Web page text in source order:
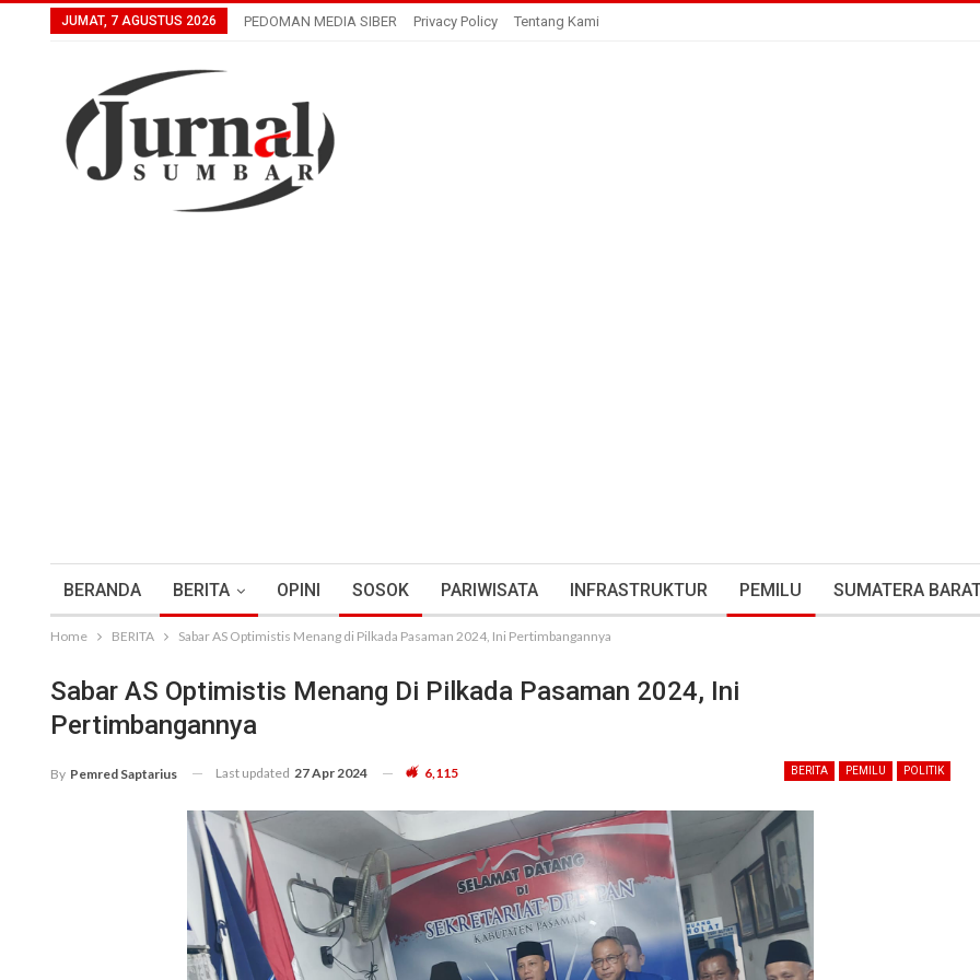
JUMAT, 7 AGUSTUS 2026 PEDOMAN MEDIA SIBER Privacy Policy Tentang Kami
BERANDA BERITA OPINI SOSOK PARIWISATA INFRASTRUKTUR PEMILU SUMATERA
Home BERITA Sabar AS Optimistis Menang di Pilkada Pasaman 2024, Ini Pertimbangannya
Sabar AS Optimistis Menang Di Pilkada Pasaman 2024, Ini
Pertimbangannya
BERITA PEMILU POLITIK
By Pemred Saptarius Last updated 27 Apr 2024 6,115